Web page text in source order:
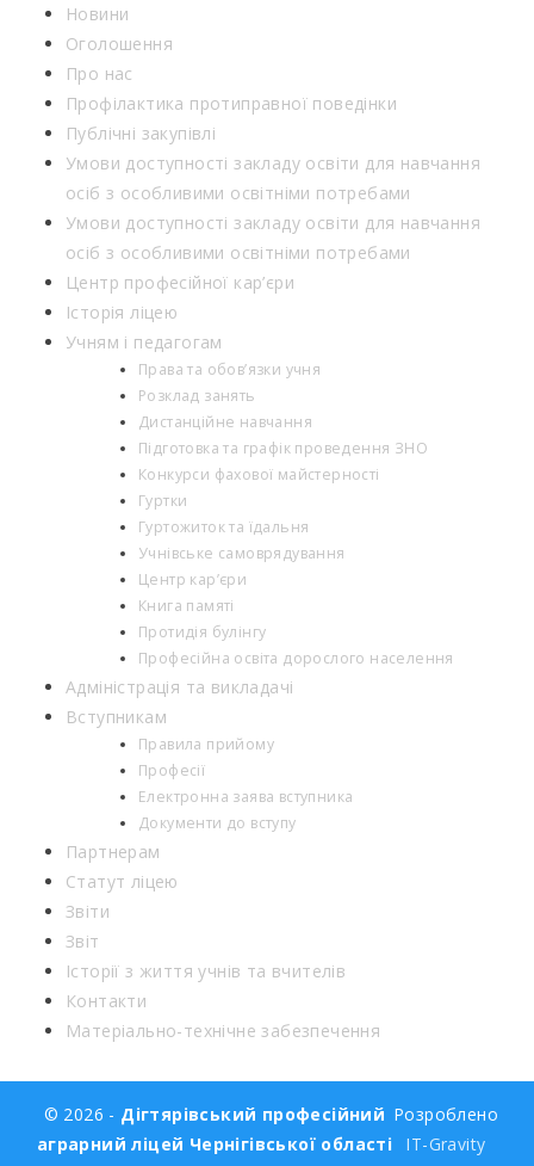
Новини
Оголошення
Про нас
Профілактика протиправної поведінки
Публічні закупівлі
Умови доступності закладу освіти для навчання
осіб з особливими освітніми потребами
Умови доступності закладу освіти для навчання
осіб з особливими освітніми потребами
Центр професійної кар’єри
Історія ліцею
Учням і педагогам
Права та обов’язки учня
Розклад занять
Дистанційне навчання
Підготовка та графік проведення ЗНО
Конкурси фахової майстерності
Гуртки
Гуртожиток та їдальня
Учнівське самоврядування
Центр кар’єри
Книга памяті
Протидія булінгу
Професійна освіта дорослого населення
Адміністрація та викладачі
Вступникам
Правила прийому
Професії
Електронна заява вступника
Документи до вступу
Партнерам
Статут ліцею
Звіти
Звіт
Історії з життя учнів та вчителів
Контакти
Матеріально-технічне забезпечення
© 2026 - Дігтярівський професійний
аграрний ліцей Чернігівської області
Розроблено
IT-Gravity